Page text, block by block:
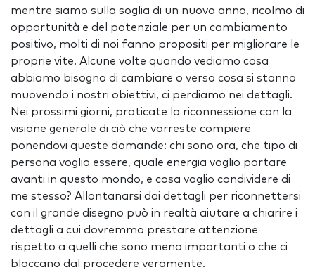
mentre siamo sulla soglia di un nuovo anno, ricolmo di
opportunità e del potenziale per un cambiamento
positivo, molti di noi fanno propositi per migliorare le
proprie vite. Alcune volte quando vediamo cosa
abbiamo bisogno di cambiare o verso cosa si stanno
muovendo i nostri obiettivi, ci perdiamo nei dettagli.
Nei prossimi giorni, praticate la riconnessione con la
visione generale di ciò che vorreste compiere
ponendovi queste domande: chi sono ora, che tipo di
persona voglio essere, quale energia voglio portare
avanti in questo mondo, e cosa voglio condividere di
me stesso? Allontanarsi dai dettagli per riconnettersi
con il grande disegno può in realtà aiutare a chiarire i
dettagli a cui dovremmo prestare attenzione
rispetto a quelli che sono meno importanti o che ci
bloccano dal procedere veramente.